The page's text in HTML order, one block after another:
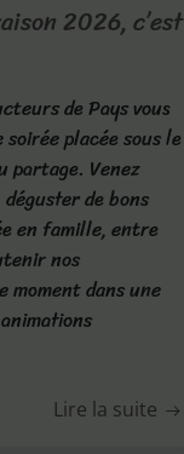
2026, c’est
de Pays vous
placée sous le
partage. Venez
de bons
en famille, entre
nos
dans une
Lire la suite